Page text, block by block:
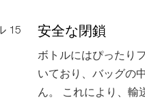
安全な閉鎖
ボトルにはぴったり
いており、バッグの
ん。 これにより、輸